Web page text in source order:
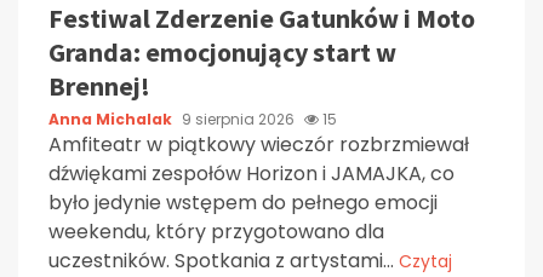
Festiwal Zderzenie Gatunków i Moto
Granda: emocjonujący start w
Brennej!
Anna Michalak 9 sierpnia 2026 15
Amfiteatr w piątkowy wieczór rozbrzmiewał
dźwiękami zespołów Horizon i JAMAJKA, co
było jedynie wstępem do pełnego emocji
weekendu, który przygotowano dla
uczestników. Spotkania z artystami... Czytaj